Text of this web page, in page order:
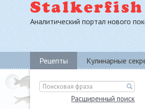
Аналитический портал нового
Рецепты Кулинарные
Расширенный поиск